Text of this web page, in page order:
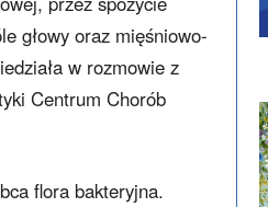
głowy oraz mięśniowo-
w rozmowie z
Centrum Chorób
flora bakteryjna.